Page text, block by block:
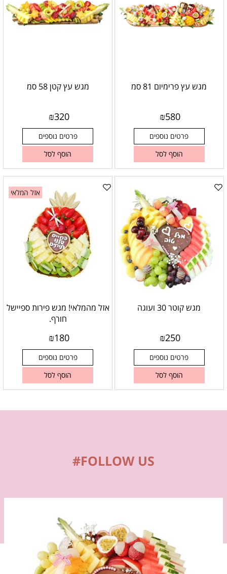
מגש עץ פרימיום 81 סמ
₪580
פרטים נוספים
הוסף לסל
מגש עץ קטן 58 סמ
₪320
פרטים נוספים
הוסף לסל
מגש קוטר 30 ועוגה
₪250
פרטים נוספים
הוסף לסל
אזל המלאי
אזל מהמלאי! מגש פירות ספיישל
חורף.
₪180
פרטים נוספים
הוסף לסל
FOLLOW US#